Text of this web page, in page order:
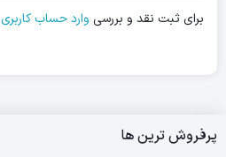
برای ثبت نقد و بررسی وارد حساب کاربری
پرفروش ترین ها